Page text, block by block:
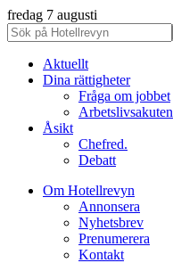
fredag 7 augusti
Aktuellt
Dina rättigheter
Fråga om jobbet
Arbetslivsakuten
Åsikt
Chefred.
Debatt
Om Hotellrevyn
Annonsera
Nyhetsbrev
Prenumerera
Kontakt